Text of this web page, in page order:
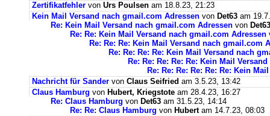
Zertifikatfehler von Urs Poulsen am 18.8.23, 21:23
Kein Mail Versand nach gmail.com Adressen von Det63 am
Re: Kein Mail Versand nach gmail.com Adressen von Det63
Re: Re: Kein Mail Versand nach gmail.com Adressen
Re: Re: Re: Kein Mail Versand nach gmail.com
Re: Re: Re: Re: Kein Mail Versand nach
Re: Re: Re: Re: Re: Kein Mail
Re: Re: Re: Re: Re: Re: Kein
Nachricht für Sander von Claus Seifried am 3.5.23, 13:42
Claus Hamburg von Hubert, Kriegstote am 28.4.23, 16:27
Re: Claus Hamburg von Det63 am 31.5.23, 14:14
Re: Re: Claus Hamburg von Hubertam 14.7.23, 08:03